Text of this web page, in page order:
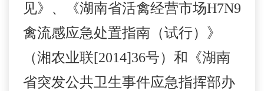
见》 、《湖南省活禽经营市场H7N9
禽流感应急处置指南（试行）》
（湘农业联[2014]36号）和《湖南
省突发公共卫生事件应急指挥部办